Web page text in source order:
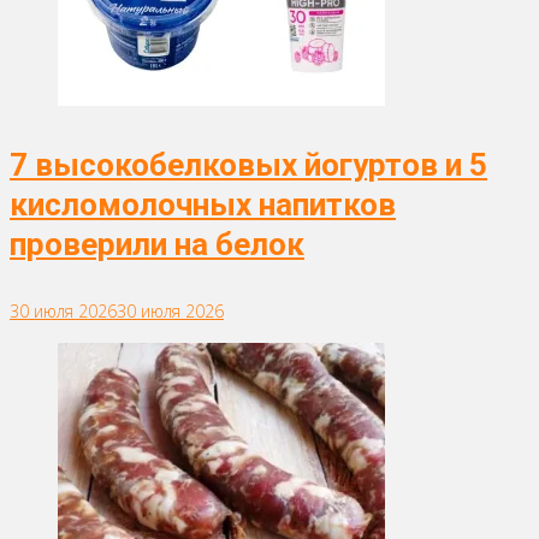
7 высокобелковых йогуртов и 5
кисломолочных напитков
проверили на белок
30 июля 202630 июля 2026